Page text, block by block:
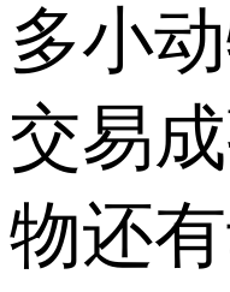
多小
交易
物还